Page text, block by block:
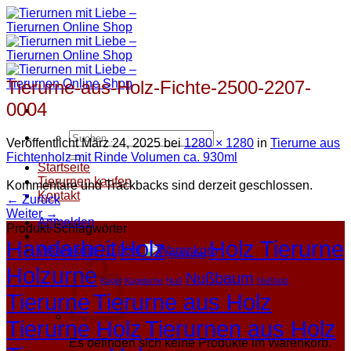
Zum
Inhalt
springen
Suchen
nach:
Startseite
Tierurnen kaufen
Kontakt
Anmelden
Warenkorb / 0,00€
Es befinden sich keine Produkte im Warenkorb.
Tierurne-aus-Holz-Fichte-2500-2207-
0004
VeröffentlichtMärz 24, 2025bei1280 × 1280 in Tierurne aus
Fichtenholz mit Rinde Volumen ca. 930ml
Kommentare und Trackbacks sind derzeit geschlossen.
← Zurück
Weiter →
Produkt-Schlagwörter
HandarbeitHolz Holzkugel Holz Tierurne
Holzurne Kugel Kugelurne Nuß Nußbaum Nußholz
TierurneTierurne aus Holz
Tierurne HolzTierurnen aus Holz